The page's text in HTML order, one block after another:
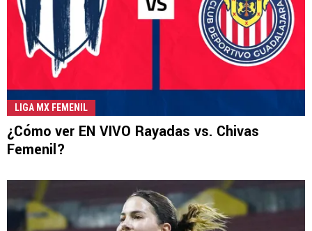
LIGA MX FEMENIL
¿Cómo ver EN VIVO Rayadas vs. Chivas
Femenil?